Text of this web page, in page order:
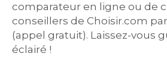
comparateur en ligne ou de
conseillers de Choisir.com
(appel gratuit). Laissez-vous
éclairé !